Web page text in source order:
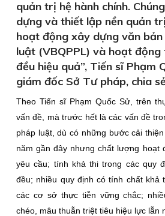
quản trị hệ hành chính.
dựng và thiết lập nền quản
hoạt động xây dựng văn
luật (VBQPPL) và hoạt
đều hiệu quả”, Tiến sĩ Phạm
giám đốc Sở Tư pháp, chia
Theo Tiến sĩ Phạm Quốc Sử, trên
vấn đề, mà trước hết là các vấn đề
pháp luật, dù có những bước cải
năm gần đây nhưng chất lượng hoạt
yêu cầu; tính khả thi trong các quy
đều; nhiều quy định có tính chất khả
các cơ sở thực tiễn vững chắc;
chéo, mâu thuẫn triệt tiêu hiệu lực lẫn